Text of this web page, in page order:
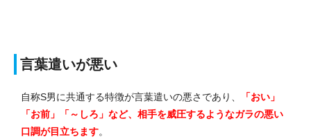
言葉遣いが悪い
自称S男に共通する特徴が言葉遣いの悪さであり、
「おい」
「お前」「～しろ」など、相手を威圧するようなガラの悪い
口調が目立ちます。